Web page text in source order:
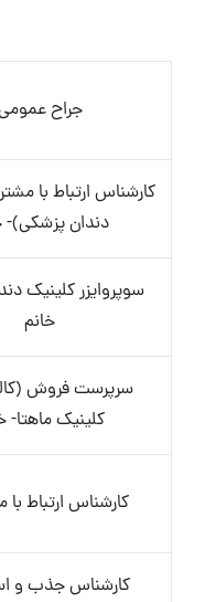
جراح
کارشناس ارتباط با
دندان پزشکی)-
سوپروایزر کلینیک
خانم
سرپرست فروش
کلینیک ماهتا-
کارشناس ارتباط با
کارشناس جذب و